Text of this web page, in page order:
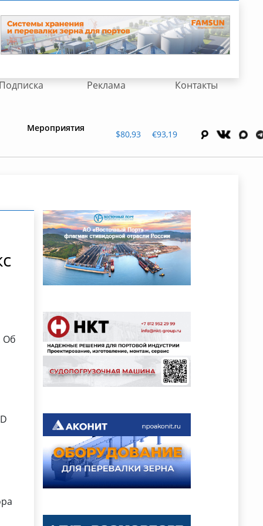
Реклама Контакты
Мероприятия
$80,93 €93,19
Об